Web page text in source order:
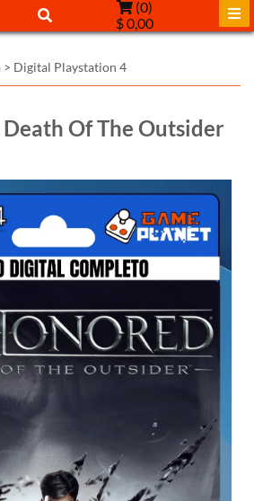
(0)
$ 0,00
> Digital Playstation 4
Of The Outsider